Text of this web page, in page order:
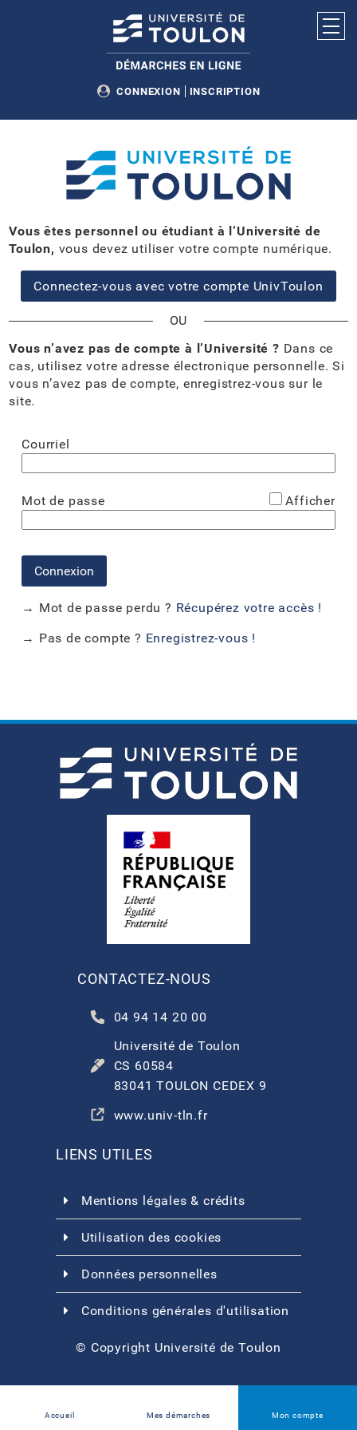
MES DÉMARCHES
MON COMPTE
CONNEXION INSCRIPTION
Accueil Mes démarches Mon compte
Vous êtes personnel ou étudiant à l’Université de
Toulon, vous devez utiliser votre compte numérique.
Connectez-vous avec votre compte UnivToulon
Vous n’avez pas de compte à l’Université ? Dans ce
cas, utilisez votre adresse électronique personnelle. Si
vous n’avez pas de compte, enregistrez-vous sur le
site.
Courriel
*
Mot de passe Afficher
Connexion
→ Mot de passe perdu ? Récupérez votre accès !
→ Pas de compte ? Enregistrez-vous !
CONTACTEZ-NOUS
04 94 14 20 00
Université de Toulon
CS 60584
83041 TOULON CEDEX 9
www.univ-tln.fr
LIENS UTILES
Mentions légales & crédits
Utilisation des cookies
Données personnelles
Conditions générales d'utilisation
© Copyright Université de Toulon